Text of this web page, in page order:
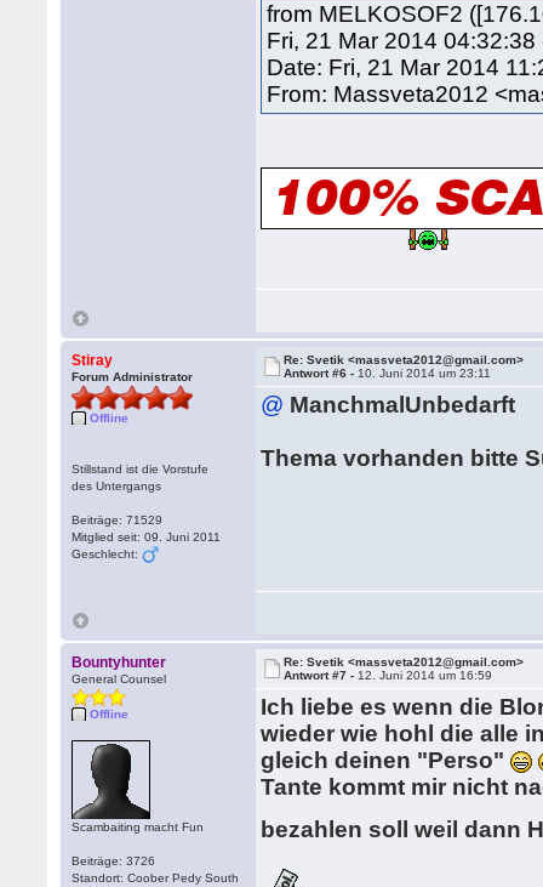
from MELKOSOF2
Fri, 21 Mar 2014
Date: Fri, 21 Mar 2014
From: Massveta2012
Stiray
Forum Administrator
Offline
Stillstand ist die Vorstufe
des Untergangs
Beiträge: 71529
Mitglied seit: 09. Juni 2011
Geschlecht:
Re: Svetik <massveta2012@gmail.com>
Antwort #6 - 10. Juni 2014 um 23:11
@ ManchmalUnbedarft
Thema vorhanden bitte
Bountyhunter
General Counsel
Offline
Scambaiting macht Fun
Beiträge: 3726
Standort: Coober Pedy South
Re: Svetik <massveta2012@gmail.com>
Antwort #7 - 12. Juni 2014 um 16:59
Ich liebe es wenn die
wieder wie hohl die alle
gleich deinen "Perso"
Tante kommt mir nicht
bezahlen soll weil dann